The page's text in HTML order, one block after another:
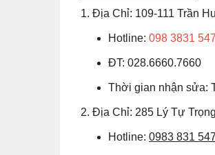
1. Địa Chỉ: 109-111 Trần
Hotline: 098 3831 547
ĐT: 028.6660.7660
Thời gian nhận sửa:
2. Địa Chỉ: 285 Lý Tự
Hotline: 0983 831 547